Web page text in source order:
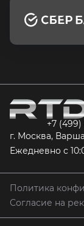
+7
г. Москва,
Ежедневно с
Политика
Согласие на